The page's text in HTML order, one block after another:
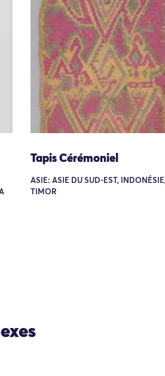
Tapis Cérémoniel
ASIE: ASIE DU SUD-EST,
TIMOR